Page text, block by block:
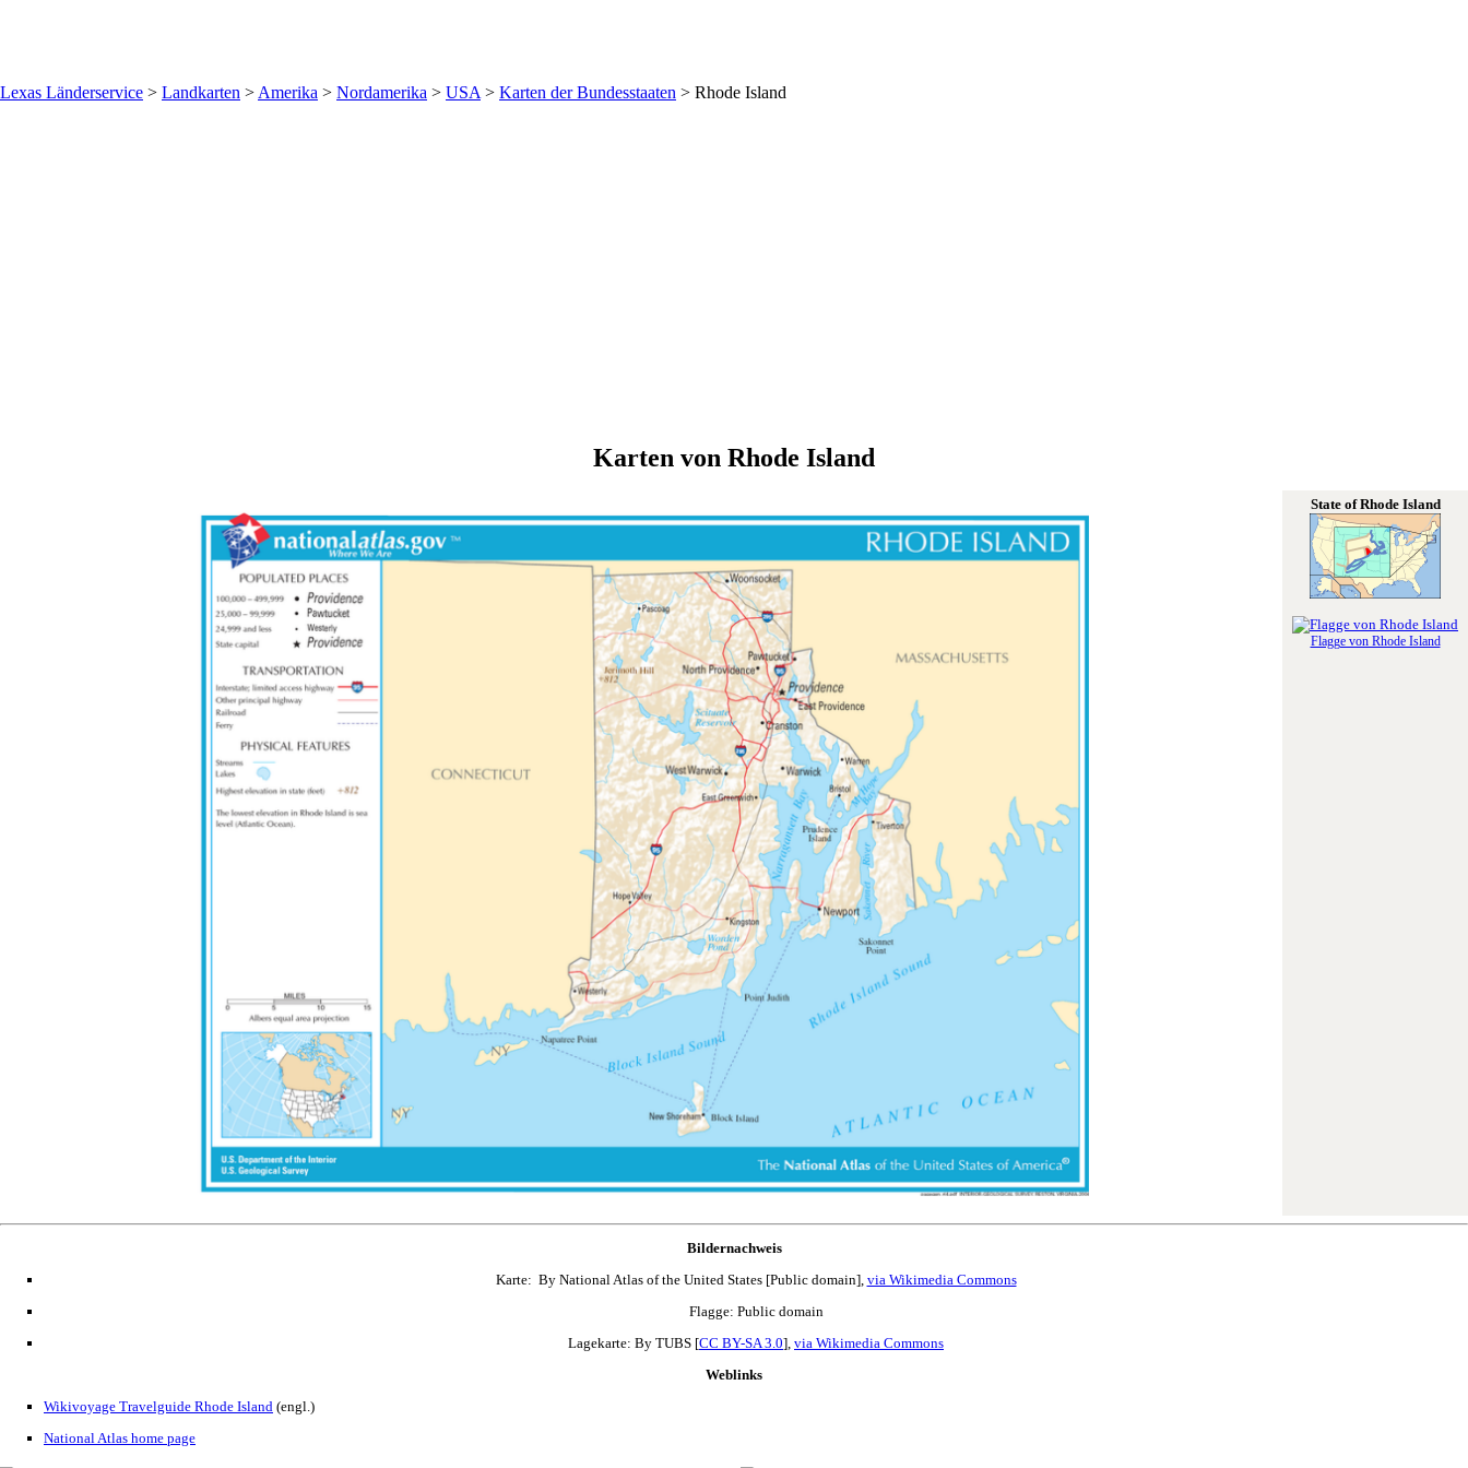
Lexas Länderservice > Landkarten > Amerika > Nordamerika > USA > Karten der Bundesstaaten > Rhode Island
Karten von Rhode Island
State of Rhode Island
Flagge von Rhode Island
Bildernachweis
Karte: By National Atlas of the United States [Public domain], via Wikimedia Commons
Flagge: Public domain
Lagekarte: By TUBS [CC BY-SA 3.0], via Wikimedia Commons
Weblinks
Wikivoyage Travelguide Rhode Island (engl.)
National Atlas home page